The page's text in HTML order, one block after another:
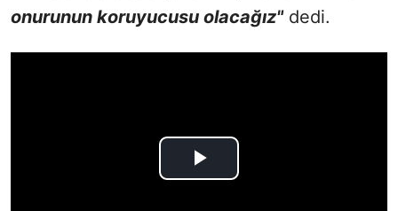
onurunun koruyucusu olacağız"dedi.